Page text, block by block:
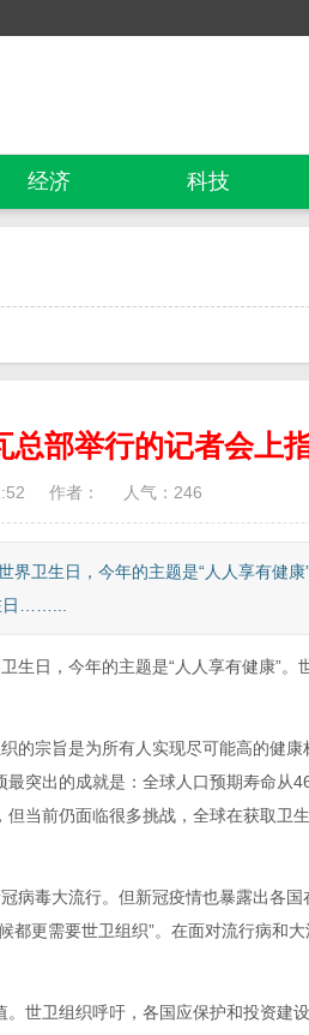
经济 科技
总部举行的记者会上
作者： 人气： 246
卫生日，今年的主题是“人人享有健
日……...
生日，今年的主题是“人人享有健康”。
的宗旨是为所有人实现尽可能高的健
突出的成就是：全球人口预期寿命从
当前仍面临很多挑战，全球在获取卫
病毒大流行。但新冠疫情也暴露出各
更需要世卫组织”。在面对流行病和
世卫组织呼吁，各国应保护和投资建